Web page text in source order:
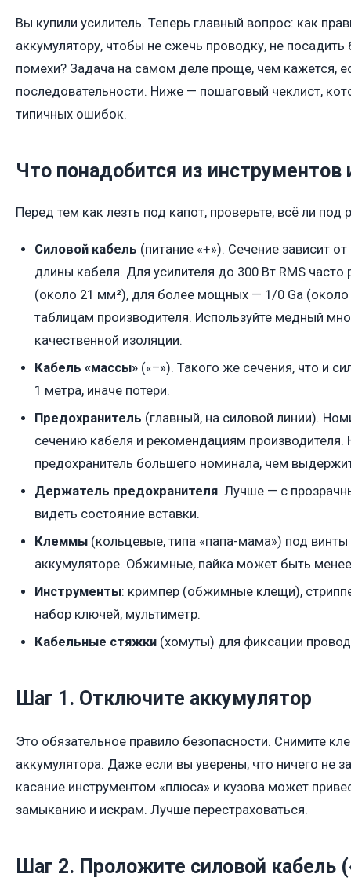
Вы купили усилитель. Теперь главный вопрос: как
аккумулятору, чтобы не сжечь проводку, не посадить
помехи? Задача на самом деле проще, чем кажется,
последовательности. Ниже — пошаговый чеклист,
типичных ошибок.
Что понадобится из инструментов
Перед тем как лезть под капот, проверьте, всё ли под
Силовой кабель (питание «+»). Сечение зависит
длины кабеля. Для усилителя до 300 Вт RMS
(около 21 мм²), для более мощных — 1/0 Ga (около
таблицам производителя. Используйте медный
качественной изоляции.
Кабель «массы» («–»). Такого же сечения, что и
1 метра, иначе потери.
Предохранитель (главный, на силовой линии).
сечению кабеля и рекомендациям производителя.
предохранитель большего номинала, чем
Держатель предохранителя. Лучше — с
видеть состояние вставки.
Клеммы (кольцевые, типа «папа-мама») под винты
аккумуляторе. Обжимные, пайка может быть
Инструменты: кримпер (обжимные клещи),
набор ключей, мультиметр.
Кабельные стяжки (хомуты) для фиксации
Шаг 1. Отключите аккумулятор
Это обязательное правило безопасности. Снимите
аккумулятора. Даже если вы уверены, что ничего не
касание инструментом «плюса» и кузова может
замыканию и искрам. Лучше перестраховаться.
Шаг 2. Проложите силовой кабель